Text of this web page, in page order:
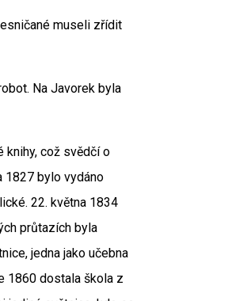
museli zřídit
Na Javorek byla
knihy, což svědčí o
1827 bylo vydáno
22. května 1834
průtazích byla
jedna jako učebna
1860 dostala škola z